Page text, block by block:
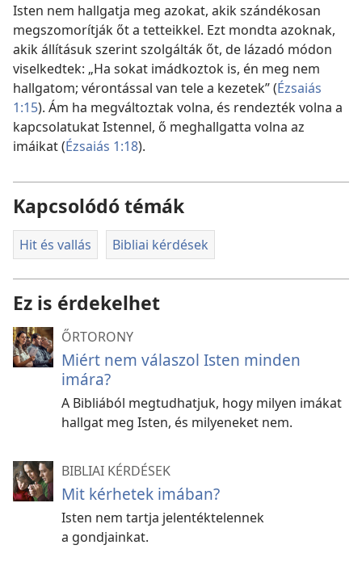
Isten nem hallgatja meg azokat, akik szándékosan
megszomorítják őt a tetteikkel. Ezt mondta azoknak,
akik állításuk szerint szolgálták őt, de lázadó módon
viselkedtek: „Ha sokat imádkoztok is, én meg nem
hallgatom; vérontással van tele a kezetek” (Ézsaiás
1:15). Ám ha megváltoztak volna, és rendezték volna a
kapcsolatukat Istennel, ő meghallgatta volna az
imáikat (Ézsaiás 1:18).
Kapcsolódó témák
Hit és vallás Bibliai kérdések
Ez is érdekelhet
ŐRTORONY
Miért nem válaszol Isten minden
imára?
A Bibliából megtudhatjuk, hogy milyen imákat
hallgat meg Isten, és milyeneket nem.
BIBLIAI KÉRDÉSEK
Mit kérhetek imában?
Isten nem tartja jelentéktelennek
a gondjainkat.